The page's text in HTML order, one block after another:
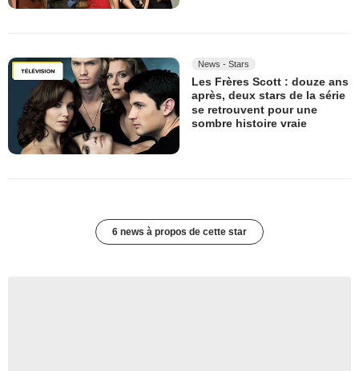
News - Stars
Les Frères Scott : douze ans
après, deux stars de la série
se retrouvent pour une
sombre histoire vraie
6 news à propos de cette star